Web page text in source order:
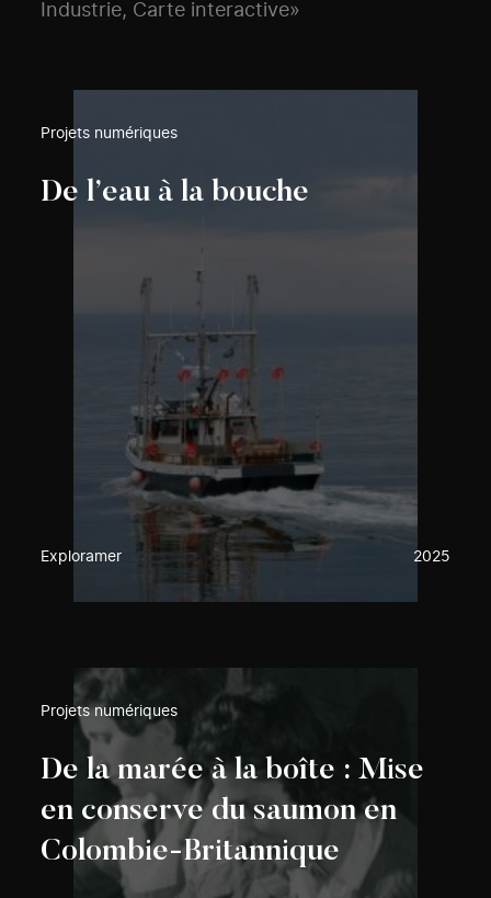
Industrie, Carte interactive»
Projets numériques
De l’eau à la bouche
Exploramer 2025
Projets numériques
De la marée à la boîte : Mise
en conserve du saumon en
Colombie-Britannique